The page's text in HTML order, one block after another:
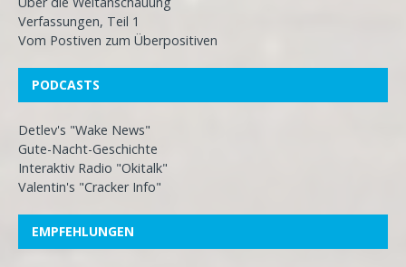
Verfassungen, Teil 1
Vom Postiven zum Überpositiven
PODCASTS
Detlev's "Wake News"
Gute-Nacht-Geschichte
Interaktiv Radio "Okitalk"
Valentin's "Cracker Info"
EMPFEHLUNGEN